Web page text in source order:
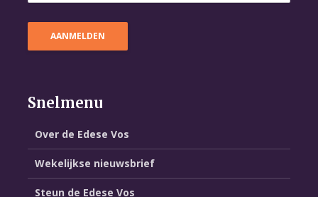
Snelmenu
Over de Edese Vos
Wekelijkse nieuwsbrief
Steun de Edese Vos